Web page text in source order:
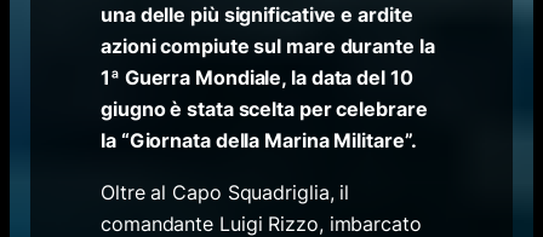
una delle più significative e ardite
azioni compiute sul mare durante la
1ª Guerra Mondiale, la data del 10
giugno è stata scelta per celebrare
la “Giornata della Marina Militare”.
Oltre al Capo Squadriglia, il
comandante Luigi Rizzo, imbarcato